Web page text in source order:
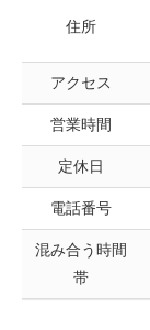
住所
アクセス
営業時間
定休日
電話番号
混み合う時間
帯